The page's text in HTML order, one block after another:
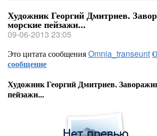
Художник Георгий Дмитриев.
морские пейзажи...
09-06-2013 23:05
Это цитата сообщенияOmnia_transeunt
сообщение
Художник Георгий Дмитриев.
пейзажи...